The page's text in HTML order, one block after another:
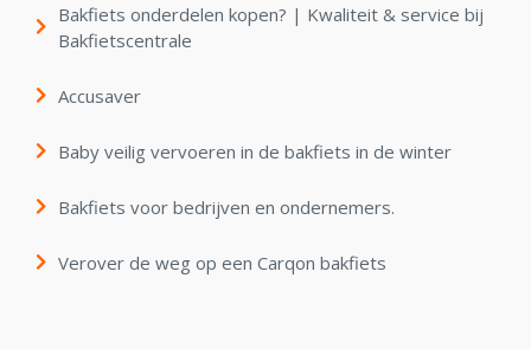
Bakfiets onderdelen kopen? | Kwaliteit & service bij
Bakfietscentrale
Accusaver
Baby veilig vervoeren in de bakfiets in de winter
Bakfiets voor bedrijven en ondernemers.
Verover de weg op een Carqon bakfiets